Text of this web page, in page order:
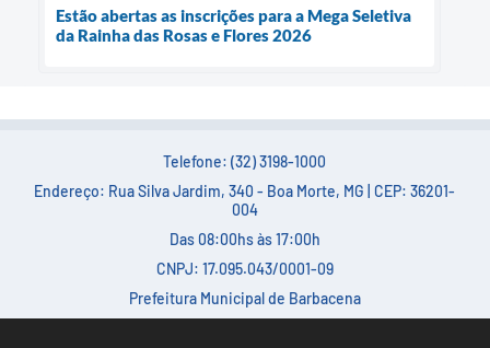
Estão abertas as inscrições para a Mega Seletiva
da Rainha das Rosas e Flores 2026
Telefone: (32) 3198-1000
Endereço: Rua Silva Jardim, 340 - Boa Morte, MG | CEP: 36201-
004
Das 08:00hs às 17:00h
CNPJ: 17.095.043/0001-09
Prefeitura Municipal de Barbacena